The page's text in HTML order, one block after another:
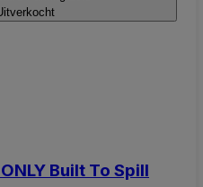
ONLY Built To Spill